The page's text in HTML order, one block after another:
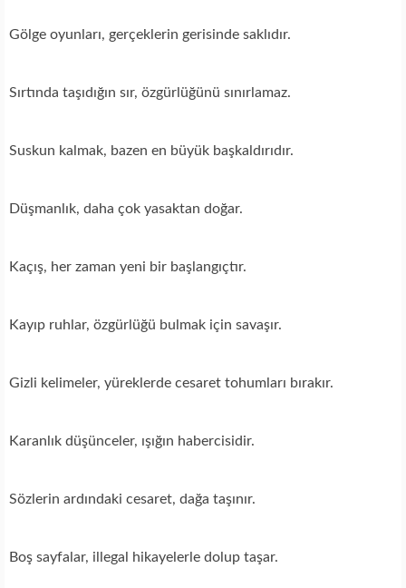
Gölge oyunları, gerçeklerin gerisinde saklıdır.
Sırtında taşıdığın sır, özgürlüğünü sınırlamaz.
Suskun kalmak, bazen en büyük başkaldırıdır.
Düşmanlık, daha çok yasaktan doğar.
Kaçış, her zaman yeni bir başlangıçtır.
Kayıp ruhlar, özgürlüğü bulmak için savaşır.
Gizli kelimeler, yüreklerde cesaret tohumları bırakır.
Karanlık düşünceler, ışığın habercisidir.
Sözlerin ardındaki cesaret, dağa taşınır.
Boş sayfalar, illegal hikayelerle dolup taşar.